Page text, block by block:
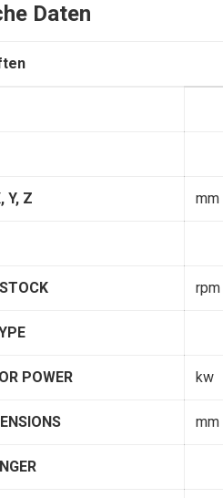
Daten
Y, Z mm
rpm
POWER kw
mm